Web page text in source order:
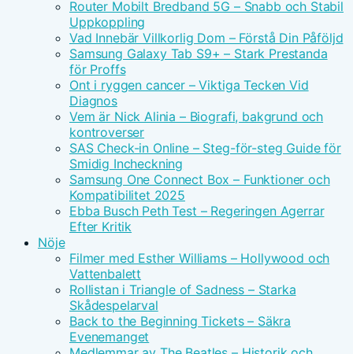
Router Mobilt Bredband 5G – Snabb och Stabil
Uppkoppling
Vad Innebär Villkorlig Dom – Förstå Din Påföljd
Samsung Galaxy Tab S9+ – Stark Prestanda
för Proffs
Ont i ryggen cancer – Viktiga Tecken Vid
Diagnos
Vem är Nick Alinia – Biografi, bakgrund och
kontroverser
SAS Check-in Online – Steg-för-steg Guide för
Smidig Incheckning
Samsung One Connect Box – Funktioner och
Kompatibilitet 2025
Ebba Busch Peth Test – Regeringen Agerrar
Efter Kritik
Nöje
Filmer med Esther Williams – Hollywood och
Vattenbalett
Rollistan i Triangle of Sadness – Starka
Skådespelarval
Back to the Beginning Tickets – Säkra
Evenemanget